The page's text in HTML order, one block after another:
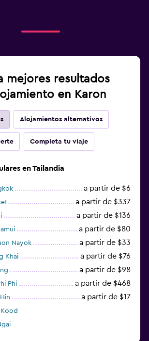
mejores resultados
en Karon
Alojamientos alternativos
Completa tu viaje
en Tailandia
a partir de $6
a partir de $337
a partir de $136
a partir de $80
Nayok a partir de $33
Khai a partir de $76
a partir de $98
Phi a partir de $468
a partir de $17